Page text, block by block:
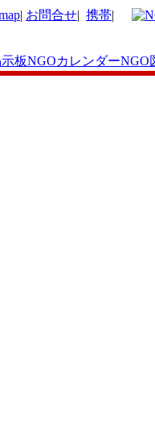
| お問合せ| 携帯|
板NGOカレンダーNGO